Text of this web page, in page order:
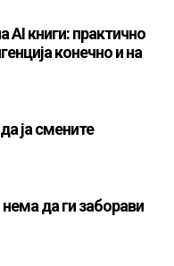
AI книги: практично
конечно и на
ја смените
да ги заборави